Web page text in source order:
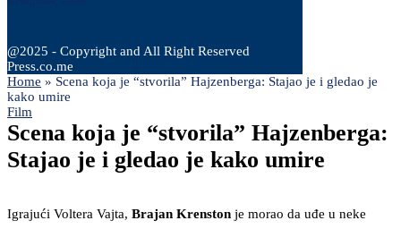
@2025 - Copyright and All Right Reserved
Press.co.me
Home » Scena koja je “stvorila” Hajzenberga: Stajao je i gledao je
kako umire
Film
Scena koja je “stvorila” Hajzenberga:
Stajao je i gledao je kako umire
Igrajući Voltera Vajta, Brajan Krenston je morao da uđe u neke